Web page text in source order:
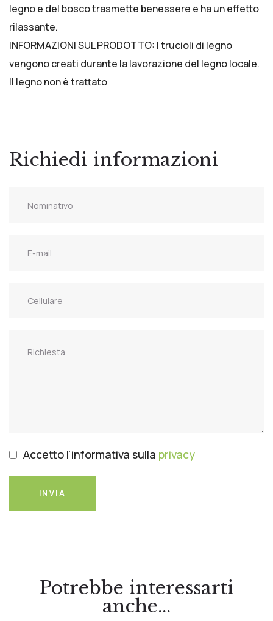
legno e del bosco trasmette benessere e ha un effetto
rilassante.
INFORMAZIONI SUL PRODOTTO: I trucioli di legno
vengono creati durante la lavorazione del legno locale.
Il legno non è trattato
Richiedi informazioni
Accetto l'informativa sulla privacy
INVIA
Potrebbe interessarti
anche...